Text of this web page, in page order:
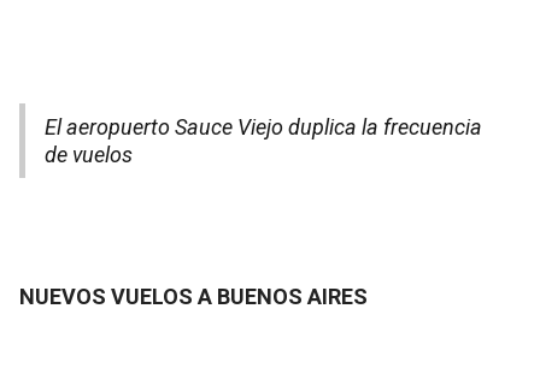
El aeropuerto Sauce Viejo duplica la frecuencia
de vuelos
NUEVOS VUELOS A BUENOS AIRES